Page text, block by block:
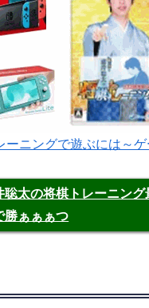
ーニングで遊ぶには～
太の将棋トレーニング
勝ぁぁぁつ